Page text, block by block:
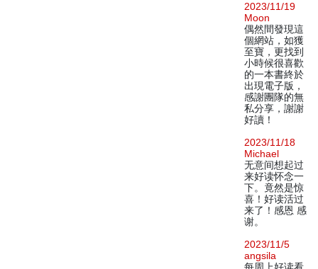
2023/11/19
Moon
偶然間發現這
個網站，如獲
至寶，更找到
小時候很喜歡
的一本書終於
出現電子版，
感謝團隊的無
私分享，謝謝
好讀！
2023/11/18
Michael
无意间想起过
来好读怀念一
下。竟然是惊
喜！好读活过
来了！感恩 感
谢。
2023/11/5
angsila